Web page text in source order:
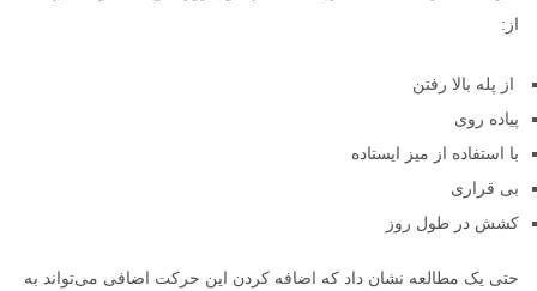
از:
از پله بالا رفتن
پیاده روی
با استفاده از میز ایستاده
بی قراری
کشش در طول روز
حتی یک مطالعه نشان داد که اضافه کردن این حرکت اضافی می‌تواند به